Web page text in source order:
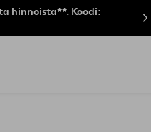
hinnoista**. Koodi: